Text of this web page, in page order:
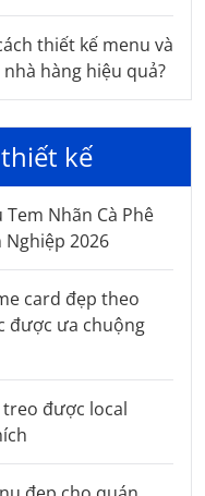
thiết kế menu và
hàng hiệu quả?
kế
Tem Nhãn Cà Phê
2026
card đẹp theo
được ưa chuộng
được local